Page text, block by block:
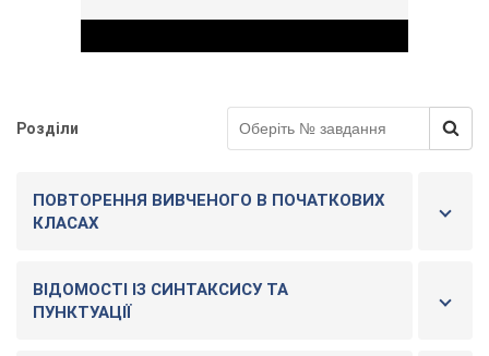
Розділи
ПОВТОРЕННЯ ВИВЧЕНОГО В ПОЧАТКОВИХ
КЛАСАХ
ВІДОМОСТІ ІЗ СИНТАКСИСУ ТА
ПУНКТУАЦІЇ